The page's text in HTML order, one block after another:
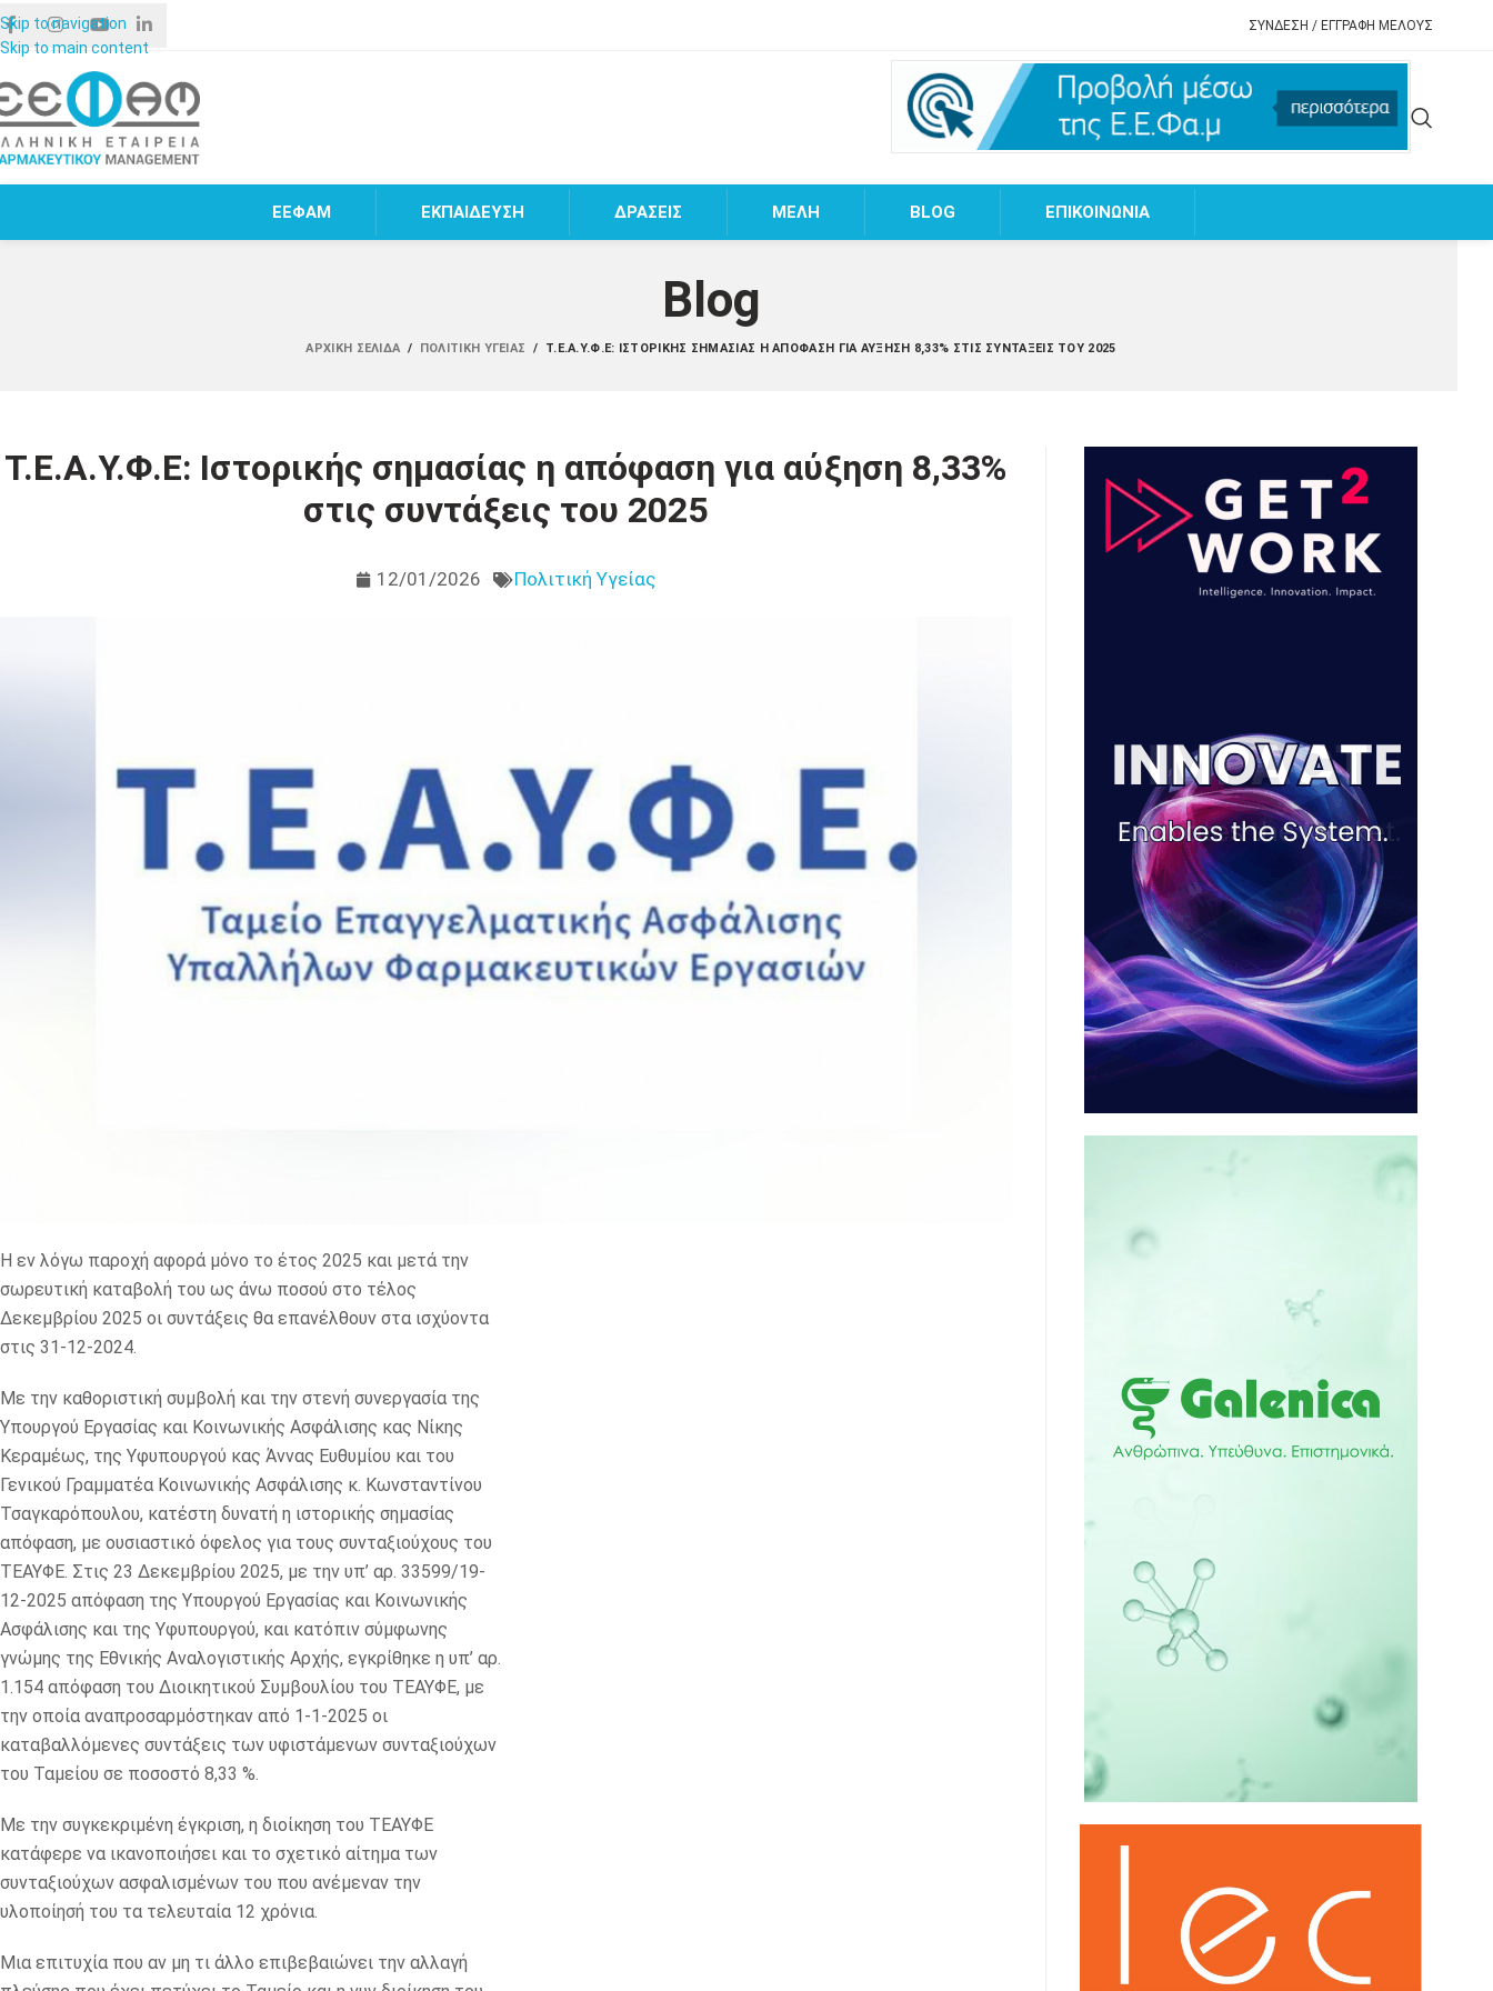
Skip to navigation
Skip to main content
ΣΥΝΔΕΣΗ / ΕΓΓΡΑΦΗ ΜΕΛΟΥΣ
ΕΕΦΑΜ ΕΚΠΑΙΔΕΥΣΗ ΔΡΑΣΕΙΣ MEΛΗ BLOG EΠΙΚΟΙΝΩΝΙΑ
Blog
ΑΡΧΙΚΉ ΣΕΛΊΔΑ / ΠΟΛΙΤΙΚΉ ΥΓΕΊΑΣ / Τ.Ε.Α.Υ.Φ.Ε: ΙΣΤΟΡΙΚΉΣ ΣΗΜΑΣΊΑΣ Η ΑΠΌΦΑΣΗ ΓΙΑ ΑΎΞΗΣΗ 8,33% ΣΤΙΣ ΣΥΝΤΆΞΕΙΣ ΤΟΥ 2025
Τ.Ε.Α.Υ.Φ.Ε: Ιστορικής σημασίας η απόφαση για αύξηση 8,33%
στις συντάξεις του 2025
12/01/2026 Πολιτική Υγείας
Η εν λόγω παροχή αφορά μόνο το έτος 2025 και μετά την
σωρευτική καταβολή του ως άνω ποσού στο τέλος
Δεκεμβρίου 2025 οι συντάξεις θα επανέλθουν στα ισχύοντα
στις 31-12-2024.
Με την καθοριστική συμβολή και την στενή συνεργασία της
Υπουργού Εργασίας και Κοινωνικής Ασφάλισης κας Νίκης
Κεραμέως, της Υφυπουργού κας Άννας Ευθυμίου και του
Γενικού Γραμματέα Κοινωνικής Ασφάλισης κ. Κωνσταντίνου
Τσαγκαρόπουλου, κατέστη δυνατή η ιστορικής σημασίας
απόφαση, με ουσιαστικό όφελος για τους συνταξιούχους του
ΤΕΑΥΦΕ. Στις 23 Δεκεμβρίου 2025, με την υπ’ αρ. 33599/19-
12-2025 απόφαση της Υπουργού Εργασίας και Κοινωνικής
Ασφάλισης και της Υφυπουργού, και κατόπιν σύμφωνης
γνώμης της Εθνικής Αναλογιστικής Αρχής, εγκρίθηκε η υπ’ αρ.
1.154 απόφαση του Διοικητικού Συμβουλίου του ΤΕΑΥΦΕ, με
την οποία αναπροσαρμόστηκαν από 1-1-2025 οι
καταβαλλόμενες συντάξεις των υφιστάμενων συνταξιούχων
του Ταμείου σε ποσοστό 8,33 %.
Με την συγκεκριμένη έγκριση, η διοίκηση του ΤΕΑΥΦΕ
κατάφερε να ικανοποιήσει και το σχετικό αίτημα των
συνταξιούχων ασφαλισμένων του που ανέμεναν την
υλοποίησή του τα τελευταία 12 χρόνια.
Μια επιτυχία που αν μη τι άλλο επιβεβαιώνει την αλλαγή